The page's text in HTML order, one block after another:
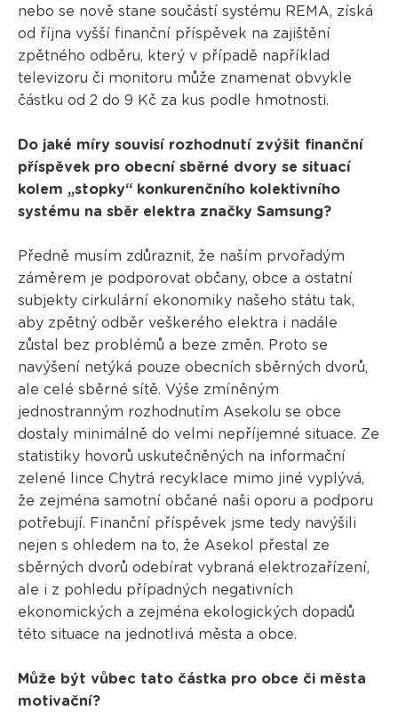
nebo se nově stane součástí systému REMA, získá
od října vyšší finanční příspěvek na zajištění
zpětného odběru, který v případě například
televizoru či monitoru může znamenat obvykle
částku od 2 do 9 Kč za kus podle hmotnosti.
Do jaké míry souvisí rozhodnutí zvýšit finanční
příspěvek pro obecní sběrné dvory se situací
kolem „stopky“ konkurenčního kolektivního
systému na sběr elektra značky Samsung?
Předně musím zdůraznit, že naším prvořadým
záměrem je podporovat občany, obce a ostatní
subjekty cirkulární ekonomiky našeho státu tak,
aby zpětný odběr veškerého elektra i nadále
zůstal bez problémů a beze změn. Proto se
navýšení netýká pouze obecních sběrných dvorů,
ale celé sběrné sítě. Výše zmíněným
jednostranným rozhodnutím Asekolu se obce
dostaly minimálně do velmi nepříjemné situace. Ze
statistiky hovorů uskutečněných na informační
zelené lince Chytrá recyklace mimo jiné vyplývá,
že zejména samotní občané naši oporu a podporu
potřebují. Finanční příspěvek jsme tedy navýšili
nejen s ohledem na to, že Asekol přestal ze
sběrných dvorů odebírat vybraná elektrozařízení,
ale i z pohledu případných negativních
ekonomických a zejména ekologických dopadů
této situace na jednotlivá města a obce.
Může být vůbec tato částka pro obce či města
motivační?